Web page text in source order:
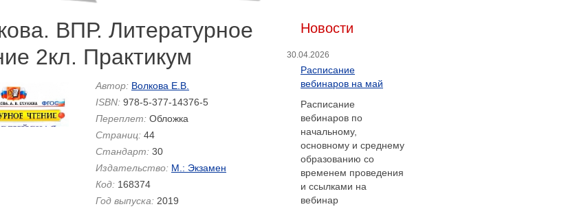
ВПР. Литературное
2кл. Практикум
Автор: Волкова Е.В.
ISBN: 978-5-377-14376-5
Переплет: Обложка
Страниц: 44
Стандарт: 30
Издательство: М.: Экзамен
Код: 168374
Год выпуска: 2019
Новости
30.04.2026
Расписание
вебинаров на май
Расписание
вебинаров по
начальному,
основному и среднему
образованию со
временем проведения
и ссылками на
вебинар